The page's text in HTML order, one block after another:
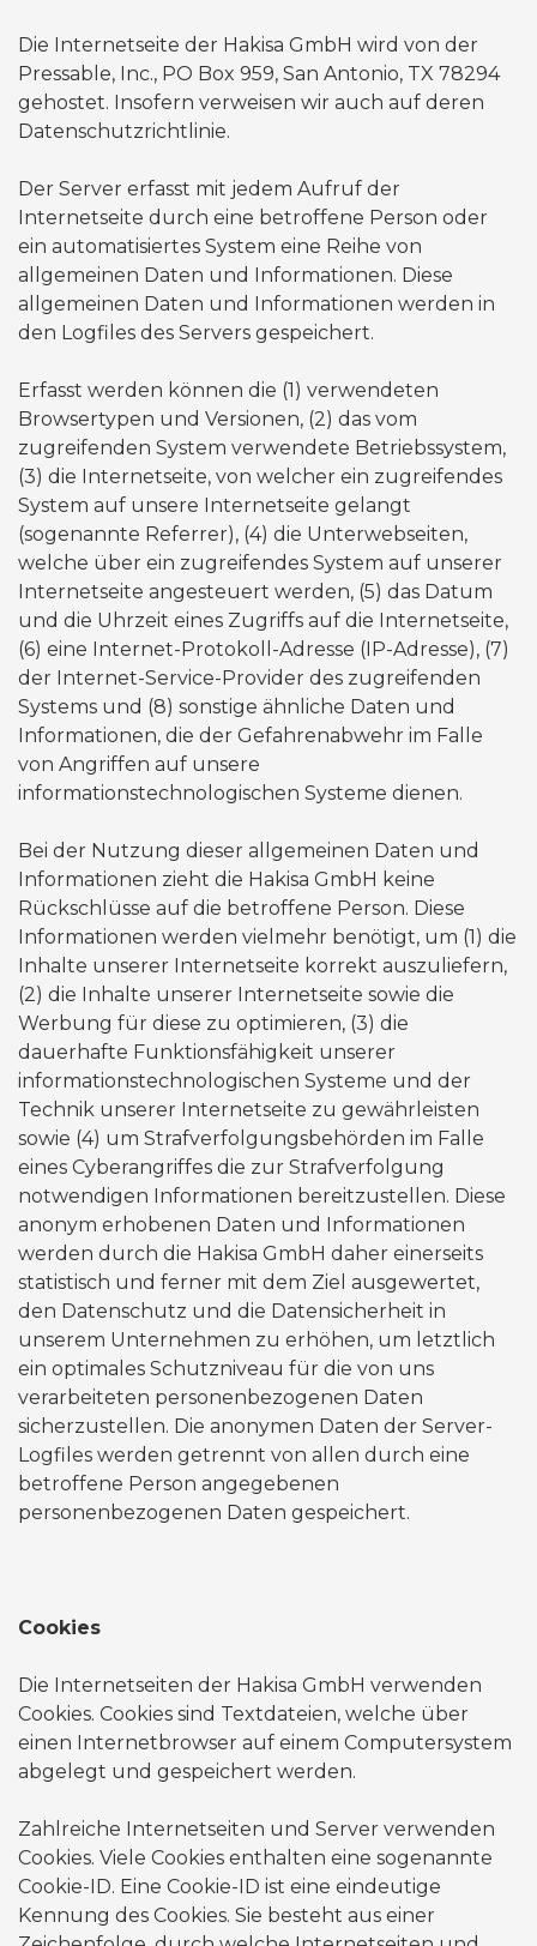
Die Internetseite der Hakisa GmbH wird von der
Pressable, Inc., PO Box 959, San Antonio, TX 78294
gehostet. Insofern verweisen wir auch auf deren
Datenschutzrichtlinie.
Der Server erfasst mit jedem Aufruf der
Internetseite durch eine betroffene Person oder
ein automatisiertes System eine Reihe von
allgemeinen Daten und Informationen. Diese
allgemeinen Daten und Informationen werden in
den Logfiles des Servers gespeichert.
Erfasst werden können die (1) verwendeten
Browsertypen und Versionen, (2) das vom
zugreifenden System verwendete Betriebssystem,
(3) die Internetseite, von welcher ein zugreifendes
System auf unsere Internetseite gelangt
(sogenannte Referrer), (4) die Unterwebseiten,
welche über ein zugreifendes System auf unserer
Internetseite angesteuert werden, (5) das Datum
und die Uhrzeit eines Zugriffs auf die Internetseite,
(6) eine Internet-Protokoll-Adresse (IP-Adresse), (7)
der Internet-Service-Provider des zugreifenden
Systems und (8) sonstige ähnliche Daten und
Informationen, die der Gefahrenabwehr im Falle
von Angriffen auf unsere
informationstechnologischen Systeme dienen.
Bei der Nutzung dieser allgemeinen Daten und
Informationen zieht die Hakisa GmbH keine
Rückschlüsse auf die betroffene Person. Diese
Informationen werden vielmehr benötigt, um (1) die
Inhalte unserer Internetseite korrekt auszuliefern,
(2) die Inhalte unserer Internetseite sowie die
Werbung für diese zu optimieren, (3) die
dauerhafte Funktionsfähigkeit unserer
informationstechnologischen Systeme und der
Technik unserer Internetseite zu gewährleisten
sowie (4) um Strafverfolgungsbehörden im Falle
eines Cyberangriffes die zur Strafverfolgung
notwendigen Informationen bereitzustellen. Diese
anonym erhobenen Daten und Informationen
werden durch die Hakisa GmbH daher einerseits
statistisch und ferner mit dem Ziel ausgewertet,
den Datenschutz und die Datensicherheit in
unserem Unternehmen zu erhöhen, um letztlich
ein optimales Schutzniveau für die von uns
verarbeiteten personenbezogenen Daten
sicherzustellen. Die anonymen Daten der Server-
Logfiles werden getrennt von allen durch eine
betroffene Person angegebenen
personenbezogenen Daten gespeichert.
Cookies
Die Internetseiten der Hakisa GmbH verwenden
Cookies. Cookies sind Textdateien, welche über
einen Internetbrowser auf einem Computersystem
abgelegt und gespeichert werden.
Zahlreiche Internetseiten und Server verwenden
Cookies. Viele Cookies enthalten eine sogenannte
Cookie-ID. Eine Cookie-ID ist eine eindeutige
Kennung des Cookies. Sie besteht aus einer